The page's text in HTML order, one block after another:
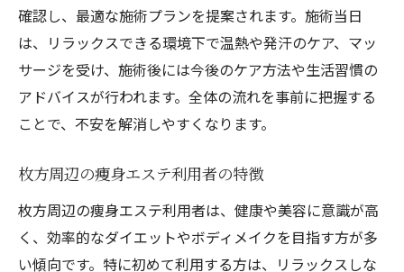
確認し、最適な施術プランを提案されます。施術当日
は、リラックスできる環境下で温熱や発汗のケア、マッ
サージを受け、施術後には今後のケア方法や生活習慣の
アドバイスが行われます。全体の流れを事前に把握する
ことで、不安を解消しやすくなります。
枚方周辺の痩身エステ利用者の特徴
枚方周辺の痩身エステ利用者は、健康や美容に意識が高
く、効率的なダイエットやボディメイクを目指す方が多
い傾向です。特に初めて利用する方は、リラックスしな